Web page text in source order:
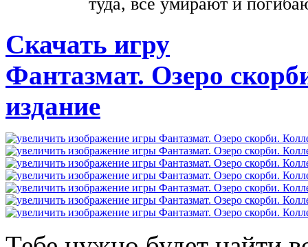
Скачать игру
Фантазмат. Озеро
издание